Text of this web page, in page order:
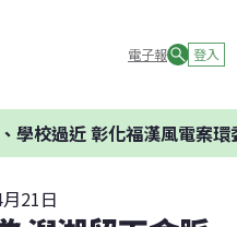
電子報 登入
過近 彰化福漢風電案環委
21日